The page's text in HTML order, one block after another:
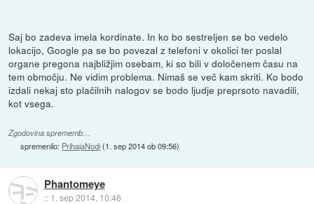
Saj bo zadeva imela kordinate. In ko bo sestreljen se bo vedelo
lokacijo, Google pa se bo povezal z telefoni v okolici ter poslal
organe pregona najbližjim osebam, ki so bili v določenem času na
tem območju. Ne vidim problema. Nimaš se več kam skriti. Ko bodo
izdali nekaj sto plačilnih nalogov se bodo ljudje preprsoto navadili,
kot vsega.
Zgodovina sprememb…
spremenilo: PrihajaNodi(1. sep 2014 ob 09:56)
Phantomeye
:: 1. sep 2014, 10:46